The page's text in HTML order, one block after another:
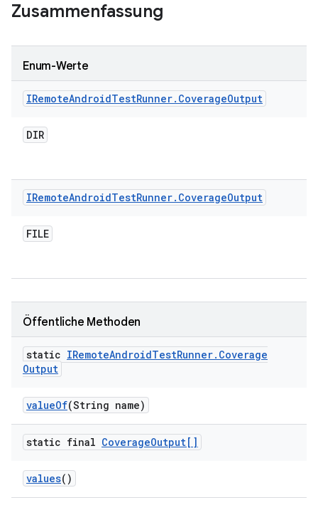
Zusammenfassung
Enum-Werte
IRemoteAndroidTestRunner. CoverageOutput
DIR
IRemoteAndroidTestRunner. CoverageOutput
FILE
Öffentliche Methoden
static IRemoteAndroidTestRunner. Coverage
Output
valueOf(String name)
static final CoverageOutput[]
values()